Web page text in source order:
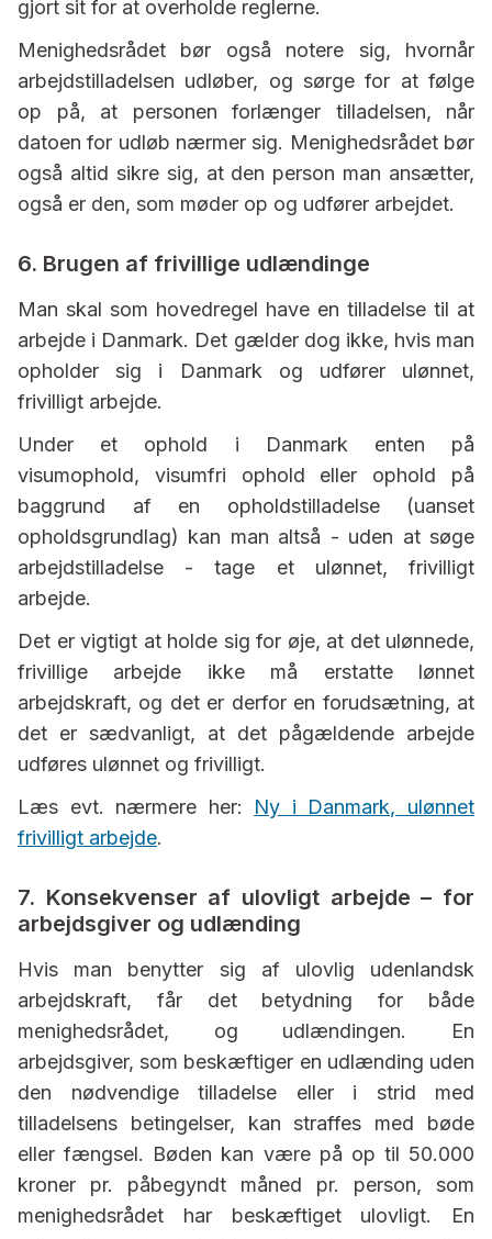
gjort sit for at overholde reglerne.
Menighedsrådet bør også notere sig, hvornår
arbejdstilladelsen udløber, og sørge for at følge
op på, at personen forlænger tilladelsen, når
datoen for udløb nærmer sig. Menighedsrådet bør
også altid sikre sig, at den person man ansætter,
også er den, som møder op og udfører arbejdet.
6. Brugen af frivillige udlændinge
Man skal som hovedregel have en tilladelse til at
arbejde i Danmark. Det gælder dog ikke, hvis man
opholder sig i Danmark og udfører ulønnet,
frivilligt arbejde.
Under et ophold i Danmark enten på
visumophold, visumfri ophold eller ophold på
baggrund af en opholdstilladelse (uanset
opholdsgrundlag) kan man altså - uden at søge
arbejdstilladelse - tage et ulønnet, frivilligt
arbejde.
Det er vigtigt at holde sig for øje, at det ulønnede,
frivillige arbejde ikke må erstatte lønnet
arbejdskraft, og det er derfor en forudsætning, at
det er sædvanligt, at det pågældende arbejde
udføres ulønnet og frivilligt.
Læs evt. nærmere her: Ny i Danmark, ulønnet
frivilligt arbejde.
7. Konsekvenser af ulovligt arbejde – for
arbejdsgiver og udlænding
Hvis man benytter sig af ulovlig udenlandsk
arbejdskraft, får det betydning for både
menighedsrådet, og udlændingen. En
arbejdsgiver, som beskæftiger en udlænding uden
den nødvendige tilladelse eller i strid med
tilladelsens betingelser, kan straffes med bøde
eller fængsel. Bøden kan være på op til 50.000
kroner pr. påbegyndt måned pr. person, som
menighedsrådet har beskæftiget ulovligt. En